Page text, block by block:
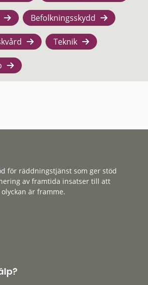
Befolkningsskydd
Teknik
för räddningstjänst som ger stöd
av framtida insatser till att
är framme.